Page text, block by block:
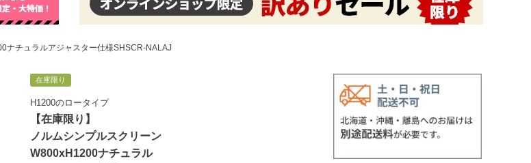
ナチュラルアジャスター仕様SHSCR-NALAJ
在庫限り
H1200のロータイプ
【在庫限り】
ノルムシンプルスクリーン
W800xH1200ナチュラル